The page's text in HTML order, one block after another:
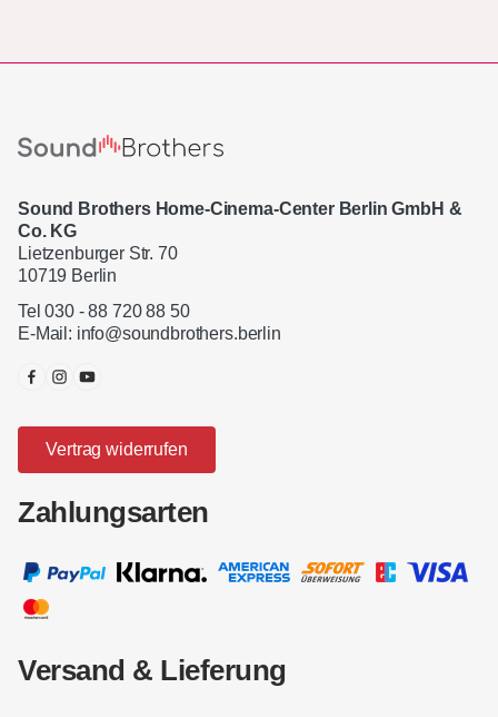
Sound Brothers Home-Cinema-Center Berlin GmbH &
Co. KG
Lietzenburger Str. 70
10719 Berlin
Tel 030 - 88 720 88 50
E-Mail: info@soundbrothers.berlin
Vertrag widerrufen
Zahlungsarten
Versand & Lieferung